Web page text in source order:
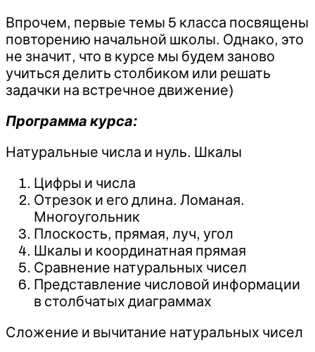
Впрочем, первые темы 5 класса посвящены
повторению начальной школы. Однако, это
не значит, что в курсе мы будем заново
учиться делить столбиком или решать
задачки на встречное движение)
Программа курса:
Натуральные числа и нуль. Шкалы
Цифры и числа
Отрезок и его длина. Ломаная.
Многоугольник
Плоскость, прямая, луч, угол
Шкалы и координатная прямая
Сравнение натуральных чисел
Представление числовой информации
в столбчатых диаграммах
Сложение и вычитание натуральных чисел